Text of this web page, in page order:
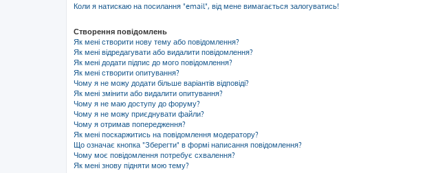
Коли я натискаю на посилання "email", від мене вимагається залогуватись!
Створення повідомлень
Як мені створити нову тему або повідомлення?
Як мені відредагувати або видалити повідомлення?
Як мені додати підпис до мого повідомлення?
Як мені створити опитування?
Чому я не можу додати більше варіантів відповіді?
Як мені змінити або видалити опитування?
Чому я не маю доступу до форуму?
Чому я не можу приєднувати файли?
Чому я отримав попередження?
Як мені поскаржитись на повідомлення модератору?
Що означає кнопка "Зберегти" в формі написання повідомлення?
Чому моє повідомлення потребує схвалення?
Як мені знову підняти мою тему?